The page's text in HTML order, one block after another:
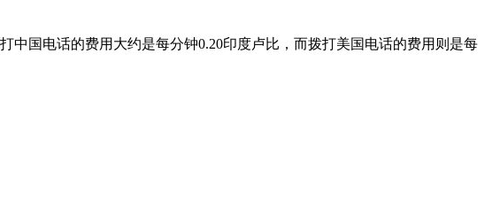
国电话的费用大约是每分钟0.20印度卢比，而拨打美国电话的费用则是每